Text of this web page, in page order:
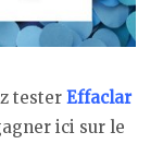
tester Effaclar
ici sur le